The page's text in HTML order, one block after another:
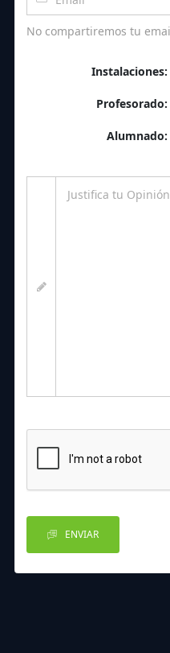
No compartiremos tu
Instalaciones:
Profesorado:
Alumnado:
ENVIAR